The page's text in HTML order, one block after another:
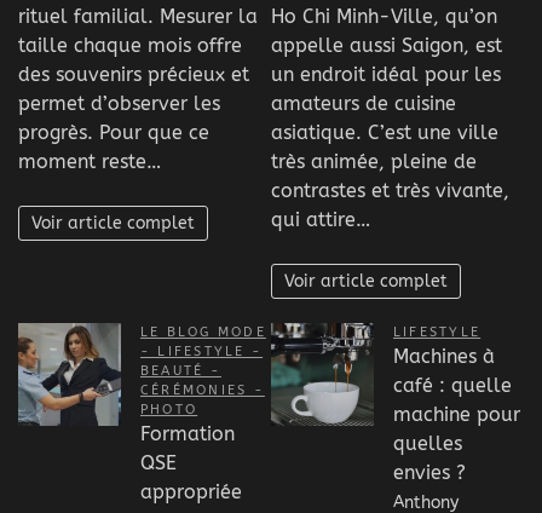
rituel familial. Mesurer la
taille chaque mois offre
des souvenirs précieux et
permet d’observer les
progrès. Pour que ce
moment reste…
Voir article complet
Ho Chi Minh-Ville, qu’on
appelle aussi Saigon, est
un endroit idéal pour les
amateurs de cuisine
asiatique. C’est une ville
très animée, pleine de
contrastes et très vivante,
qui attire…
Voir article complet
LE BLOG MODE
- LIFESTYLE -
BEAUTÉ -
CÉRÉMONIES -
PHOTO
Formation
QSE
appropriée
LIFESTYLE
Machines à
café : quelle
machine pour
quelles
envies ?
Anthony